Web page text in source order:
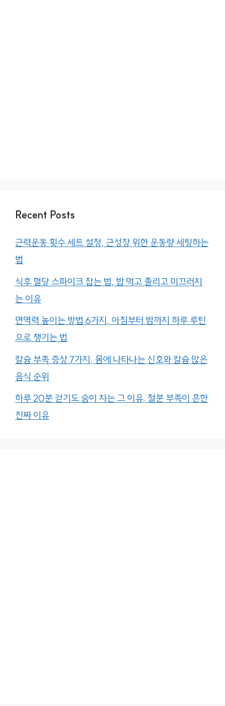
Recent Posts
근력운동 횟수 세트 설정, 근성장 위한 운동량 세팅하는
법
식후 혈당 스파이크 잡는 법, 밥 먹고 졸리고 미끄러지
는 이유
면역력 높이는 방법 6가지, 아침부터 밤까지 하루 루틴
으로 챙기는 법
칼슘 부족 증상 7가지, 몸에 나타나는 신호와 칼슘 많은
음식 순위
하루 20분 걷기도 숨이 차는 그 이유, 철분 부족이 흔한
진짜 이유